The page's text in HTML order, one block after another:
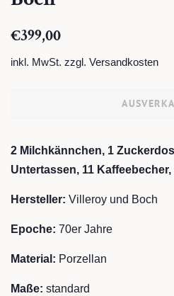
Normaler
€399,00
inkl. MwSt. zzgl. Versandkosten
2 Milchkännchen, 1
Untertassen, 11 Kaffeebecher,
Hersteller: Villeroy und Boch
Epoche: 70er Jahre
Material: Porzellan
Maße: standard